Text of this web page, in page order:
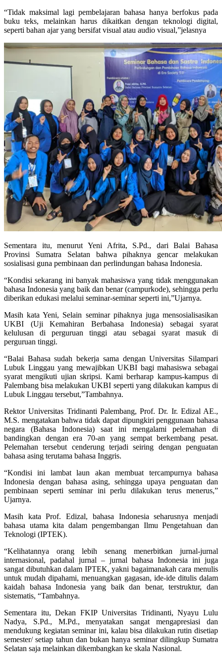
“Tidak maksimal lagi pembelajaran bahasa hanya berfokus pada
buku teks, melainkan harus dikaitkan dengan teknologi digital,
seperti bahan ajar yang bersifat visual atau audio visual,”jelasnya
Sementara itu, menurut Yeni Afrita, S.Pd., dari Balai Bahasa
Provinsi Sumatra Selatan bahwa pihaknya gencar melakukan
sosialisasi guna pembinaan dan perlindungan bahasa Indonesia.
“Kondisi sekarang ini banyak mahasiswa yang tidak menggunakan
bahasa Indonesia yang baik dan benar (campurkode), sehingga perlu
diberikan edukasi melalui seminar-seminar seperti ini,”Ujarnya.
Masih kata Yeni, Selain seminar pihaknya juga mensosialisasikan
UKBI (Uji Kemahiran Berbahasa Indonesia) sebagai syarat
kelulusan di perguruan tinggi atau sebagai syarat masuk di
perguruan tinggi.
“Balai Bahasa sudah bekerja sama dengan Universitas Silampari
Lubuk Linggau yang mewajibkan UKBI bagi mahasiswa sebagai
syarat mengikuti ujian skripsi. Kami berharap kampus-kampus di
Palembang bisa melakukan UKBI seperti yang dilakukan kampus di
Lubuk Linggau tersebut,”Tambahnya.
Rektor Universitas Tridinanti Palembang, Prof. Dr. Ir. Edizal AE.,
M.S. mengatakan bahwa tidak dapat dipungkiri penggunaan bahasa
negara (Bahasa Indonesia) saat ini mengalami pelemahan di
bandingkan dengan era 70-an yang sempat berkembang pesat.
Pelemahan tersebut cenderung terjadi seiring dengan penguatan
bahasa asing terutama bahasa Inggris.
“Kondisi ini lambat laun akan membuat tercampurnya bahasa
Indonesia dengan bahasa asing, sehingga upaya penguatan dan
pembinaan seperti seminar ini perlu dilakukan terus menerus,”
Ujarnya.
Masih kata Prof. Edizal, bahasa Indonesia seharusnya menjadi
bahasa utama kita dalam pengembangan Ilmu Pengetahuan dan
Teknologi (IPTEK).
“Kelihatannya orang lebih senang menerbitkan jurnal-jurnal
internasional, padahal jurnal – jurnal bahasa Indonesia ini juga
sangat dibutuhkan dalam IPTEK, yakni bagaimanakah cara menulis
untuk mudah dipahami, menuangkan gagasan, ide-ide ditulis dalam
kaidah bahasa Indonesia yang baik dan benar, terstruktur, dan
sistematis, “Tambahnya.
Sementara itu, Dekan FKIP Universitas Tridinanti, Nyayu Lulu
Nadya, S.Pd., M.Pd., menyatakan sangat mengapresiasi dan
mendukung kegiatan seminar ini, kalau bisa dilakukan rutin disetiap
semester/ setiap tahun dan bukan hanya seminar dilingkup Sumatra
Selatan saja melainkan dikembangkan ke skala Nasional.